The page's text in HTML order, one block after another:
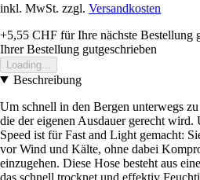
inkl. MwSt. zzgl. Versandkosten
+5,55 CHF für Ihre nächste Bestellung
Ihrer Bestellung gutgeschrieben
Loading...
Beschreibung
Um schnell in den Bergen unterwegs
die der eigenen Ausdauer gerecht
Speed ist für Fast and Light gemacht:
vor Wind und Kälte, ohne dabei
einzugehen. Diese Hose besteht aus
das schnell trocknet und effektiv